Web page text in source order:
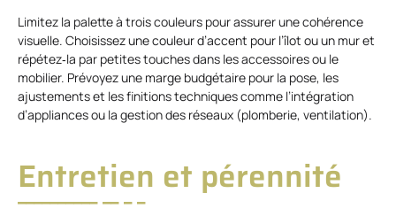
Limitez la palette à trois couleurs pour assurer une cohérence
visuelle. Choisissez une couleur d’accent pour l’îlot ou un mur et
répétez‑la par petites touches dans les accessoires ou le
mobilier. Prévoyez une marge budgétaire pour la pose, les
ajustements et les finitions techniques comme l’intégration
d’appliances ou la gestion des réseaux (plomberie, ventilation).
Entretien et pérennité